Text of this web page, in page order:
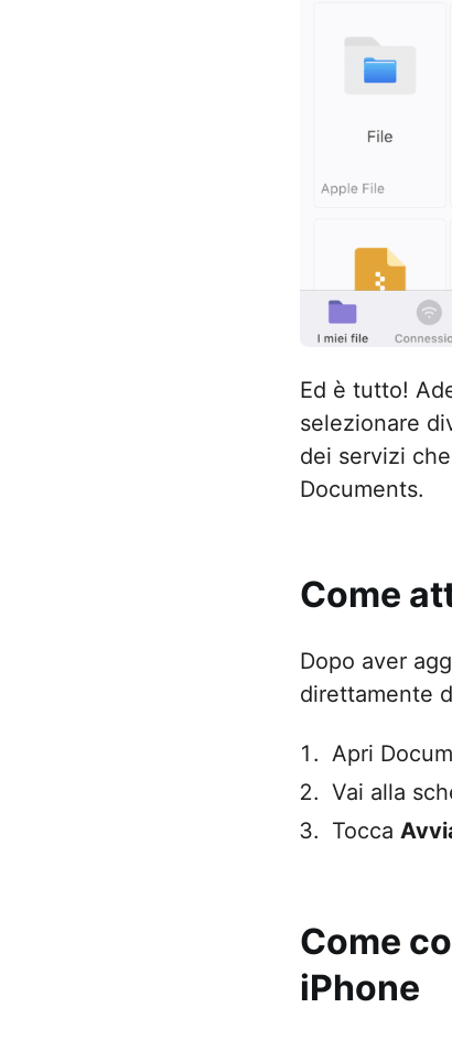
Ed è tutto!
selezionare
dei servizi
Documents.
Come
Dopo aver
direttamente
Apri
Vai alla
Tocca
Come
iPhone